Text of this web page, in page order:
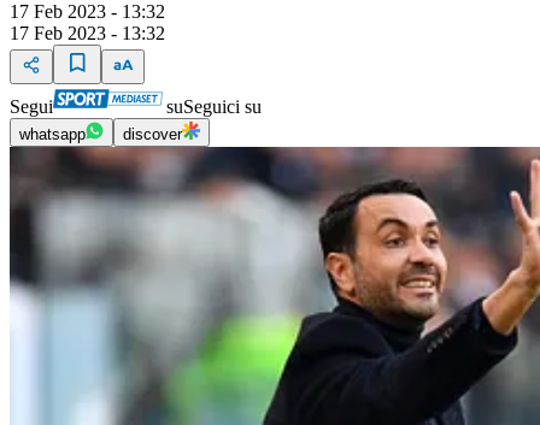
17 Feb 2023 - 13:32
17 Feb 2023 - 13:32
Segui suSeguici su
whatsapp discover